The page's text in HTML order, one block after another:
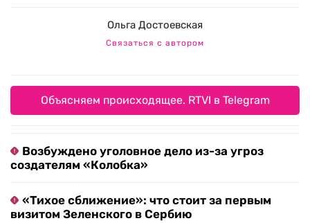
Ольга Достоевская
Связаться с автором
Объясняем происходящее. RTVI в Telegram
Возбуждено уголовное дело из-за угроз
создателям «Колобка»
«Тихое сближение»: что стоит за первым
визитом Зеленского в Сербию